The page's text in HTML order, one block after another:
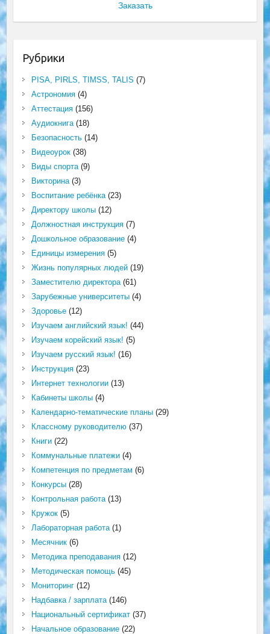
Заказать
Рубрики
PISA, PIRLS, TIMSS, TALIS (7)
Астрономия(4)
Аттестация(156)
Аудиокнига(18)
Безопасность(14)
Видеоурок(38)
Виды спорта(9)
Викторина(3)
Воспитание ребёнка(23)
Директору школы(12)
Должностная инструкция(7)
Дошкольное образование(4)
Единицы измерения(5)
Жизнь популярных людей(19)
Заместителю директора(61)
Зарубежные университеты(4)
Здоровье(12)
Изучаем английский язык! (44)
Изучаем корейский язык! (5)
Изучаем русский язык! (16)
Инструкция(23)
Интернет технологии(13)
Кабинеты школы(4)
Календарно-тематические планы(29)
Классному руководителю(37)
Книги(22)
Коммунальные платежи(4)
Компетенция по предметам (6)
Конкурсы(28)
Контрольная работа(13)
Кружок(5)
Лабораторная работа(1)
Месячник(6)
Методика преподавания(12)
Методическая помощь(45)
Мониторинг(12)
Надбавка / зарплата(146)
Национальный сертификат(37)
Начальное образование(22)